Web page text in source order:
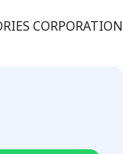
CORPORATION